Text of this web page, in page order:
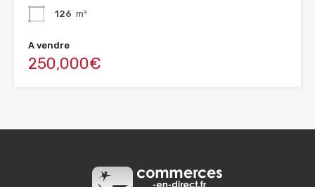
126 m²
A vendre
250,000€